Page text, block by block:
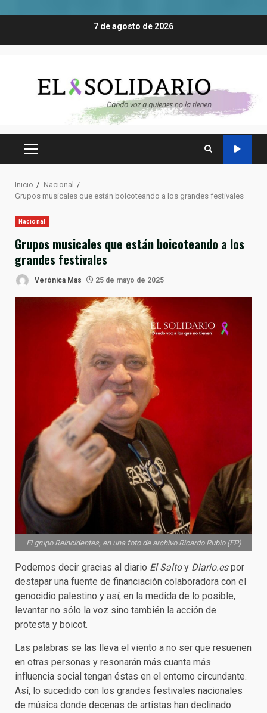
7 de agosto de 2026
MENÚ
Inicio
Nacional
Grupos musicales que están boicoteando a los grandes festivales
Nacional
Grupos musicales que están boicoteando a los
grandes festivales
Verónica Mas 25 de mayo de 2025
El grupo Reincidentes, en una foto de archivo.Ricardo Rubio (EP)
Podemos decir gracias al diario El Saltoy Diario.espor
destapar una fuente de financiación colaboradora con el
genocidio palestino y así, en la medida de lo posible,
levantar no sólo la voz sino también la acción de
protesta y boicot.
Las palabras se las lleva el viento a no ser que resuenen
en otras personas y resonarán más cuanta más
influencia social tengan éstas en el entorno circundante.
Así, lo sucedido con los grandes festivales nacionales
de música donde decenas de artistas han declinado